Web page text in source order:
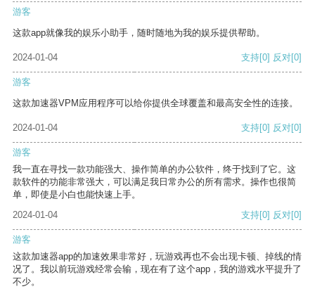
游客
这款app就像我的娱乐小助手，随时随地为我的娱乐提供帮助。
2024-01-04 支持[0] 反对[0]
游客
这款加速器VPM应用程序可以给你提供全球覆盖和最高安全性的连接。
2024-01-04 支持[0] 反对[0]
游客
我一直在寻找一款功能强大、操作简单的办公软件，终于找到了它。这
款软件的功能非常强大，可以满足我日常办公的所有需求。操作也很简
单，即使是小白也能快速上手。
2024-01-04
支持[0] 反对[0]
游客
这款加速器app的加速效果非常好，玩游戏再也不会出现卡顿、掉线的情
况了。我以前玩游戏经常会输，现在有了这个app，我的游戏水平提升了
不少。